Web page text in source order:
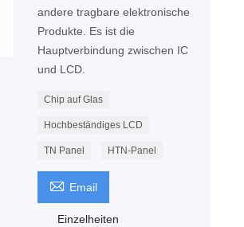
andere tragbare elektronische
Produkte. Es ist die
Hauptverbindung zwischen IC
und LCD.
Chip auf Glas
Hochbeständiges LCD
TN Panel HTN-Panel
 Email
Einzelheiten